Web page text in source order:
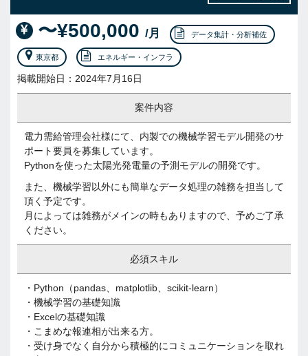
〜¥500,000 /月 データ集計・分析補佐
東京都 エネルギー・インフラ
掲載開始日：2024年7月16日
案件内容
電力需給管理会社様にて、内製での機械学習モデル開発のサ
ポート要員を募集しています。
Pythonを使った太陽光発電量の予測モデルの開発です。
また、機械学習以外にも簡単なデータ処理の雑務を担当して
頂く予定です。
月によっては雑務がメインの時もありますので、予めご了承
ください。
必須スキル
・Python（pandas、matplotlib、scikit-learn）
・機械学習の基礎知識
・Excelの基礎知識
・こまめな報連相が出来る方。
・受け身でなく自分から積極的にコミュニケーションを取れ